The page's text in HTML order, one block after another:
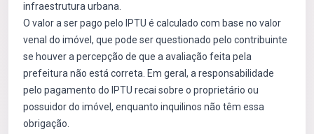
infraestrutura urbana.
O valor a ser pago pelo IPTU é calculado com base no valor
venal do imóvel, que pode ser questionado pelo contribuinte
se houver a percepção de que a avaliação feita pela
prefeitura não está correta. Em geral, a responsabilidade
pelo pagamento do IPTU recai sobre o proprietário ou
possuidor do imóvel, enquanto inquilinos não têm essa
obrigação.